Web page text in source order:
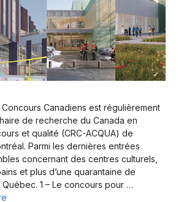
Canadiens est régulièrement
de recherche du Canada en
et qualité (CRC-ACQUA) de
Parmi les dernières entrées
concernant des centres culturels,
et plus d’une quarantaine de
1 – Le concours pour …